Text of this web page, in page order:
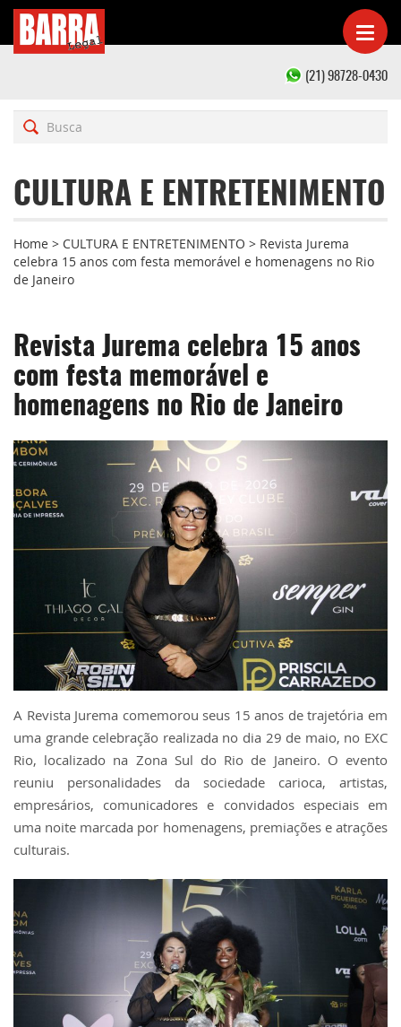
(21) 98728-0430
CULTURA E ENTRETENIMENTO
Home > CULTURA E ENTRETENIMENTO > Revista Jurema
celebra 15 anos com festa memorável e homenagens no Rio
de Janeiro
Revista Jurema celebra 15 anos
com festa memorável e
homenagens no Rio de Janeiro
A Revista Jurema comemorou seus 15 anos de trajetória em
uma grande celebração realizada no dia 29 de maio, no EXC
Rio, localizado na Zona Sul do Rio de Janeiro. O evento
reuniu personalidades da sociedade carioca, artistas,
empresários, comunicadores e convidados especiais em
uma noite marcada por homenagens, premiações e atrações
culturais.